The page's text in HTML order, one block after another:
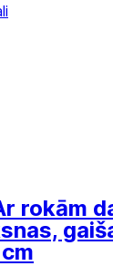
rokām